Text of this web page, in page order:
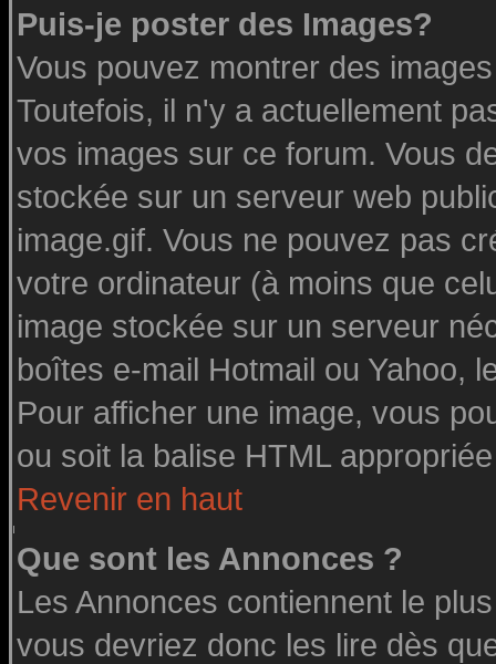
Puis-je poster des Images?
Vous pouvez montrer des
Toutefois, il n'y a actuellement
vos images sur ce forum. Vous
stockée sur un serveur web
image.gif. Vous ne pouvez pas
votre ordinateur (à moins que
image stockée sur un serveur
boîtes e-mail Hotmail ou Yahoo,
Pour afficher une image, vous
ou soit la balise HTML
Revenir en haut
Que sont les Annonces ?
Les Annonces contiennent le
vous devriez donc les lire dès